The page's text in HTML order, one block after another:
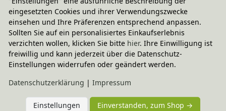
Fairer Paketversand
2,95 € innerhalb ...
Sofort lieferbar
- Versand am Montag!
CO -neutraler Paketversand
weitere Informationen
eingesetzten Cookies und ihrer Verwendungszwecke
einsehen und Ihre Präferenzen entsprechend anpassen.
Sollten Sie auf ein personalisiertes Einkaufserlebnis
verzichten wollen, klicken Sie bitte hier. Ihre Einwilligung ist
freiwillig und kann jederzeit über die Datenschutz-
Einstellungen widerrufen oder geändert werden.
Daten­schutz­erklärung | Impressum
Einstellungen Einverstanden, zum Shop →